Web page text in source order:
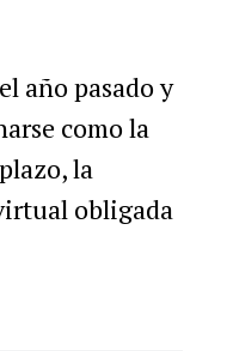
año pasado y
como la
la
obligada